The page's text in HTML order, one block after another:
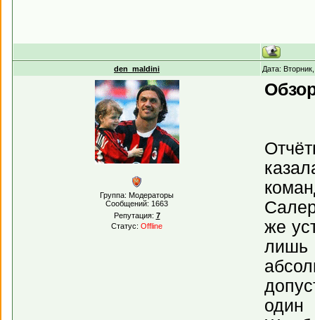
den_maldini Дата:
Группа: Модераторы
Сообщений: 1663
Репутация: 7
Статус: Offline
же
лишь
один